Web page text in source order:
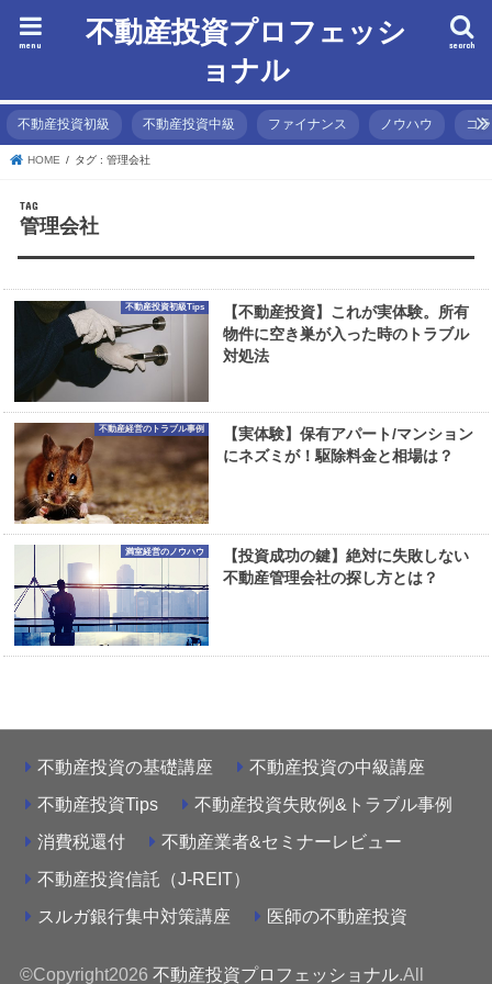
不動産投資プロフェッシ
ョナル
search
menu
不動産投資初級 不動産投資中級 ファイナンス ノウハウ コ
HOME タグ : 管理会社
TAG
管理会社
不動産投資初級Tips
【不動産投資】これが実体験。所有
物件に空き巣が入った時のトラブル
対処法
不動産経営のトラブル事例
【実体験】保有アパート/マンション
にネズミが！駆除料金と相場は？
満室経営のノウハウ
【投資成功の鍵】絶対に失敗しない
不動産管理会社の探し方とは？
不動産投資の基礎講座
不動産投資の中級講座
不動産投資Tips
不動産投資失敗例&トラブル事例
消費税還付
不動産業者&セミナーレビュー
不動産投資信託（J-REIT）
スルガ銀行集中対策講座
医師の不動産投資
©Copyright2026 不動産投資プロフェッショナル.All